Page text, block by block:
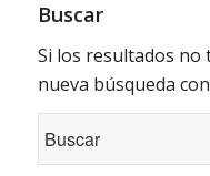
Buscar
Si los resultados no
nueva búsqueda